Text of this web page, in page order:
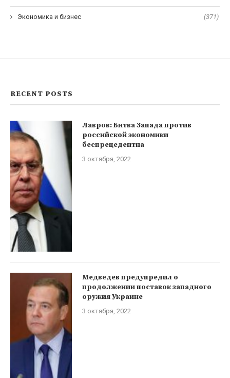
Экономика и бизнес (371)
RECENT POSTS
Лавров: Битва Запада против
российской экономики
беспрецедентна
3 октября, 2022
Медведев предупредил о
продолжении поставок западного
оружия Украине
3 октября, 2022